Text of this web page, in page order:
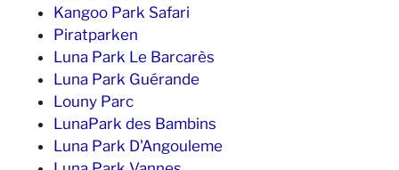
Kangoo Park Safari
Piratparken
Luna Park Le Barcarès
Luna Park Guérande
Louny Parc
LunaPark des Bambins
Luna Park D'Angouleme